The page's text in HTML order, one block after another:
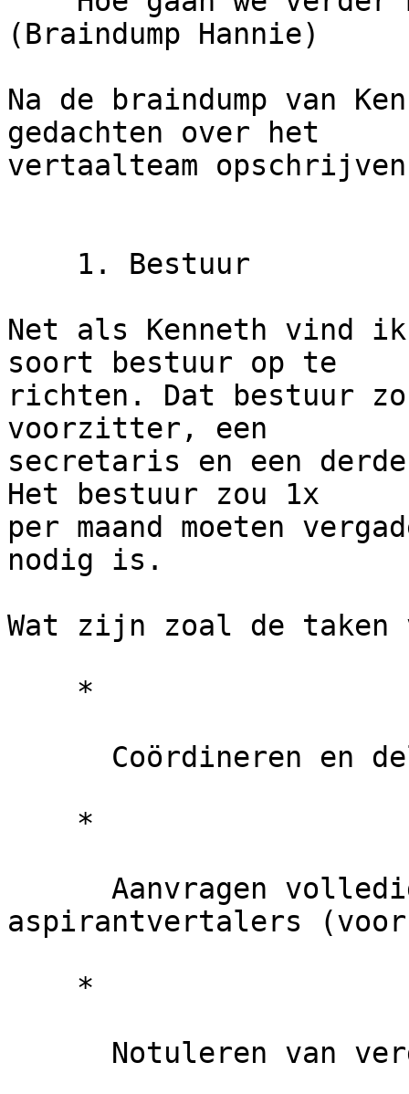
(Braindump Hannie)
Na de braindump van
gedachten over het
vertaalteam
Net als Kenneth vind ik
soort bestuur op te
richten. Dat bestuur
voorzitter, een
secretaris en een
Het bestuur zou 1x
per maand moeten
nodig is.
Wat zijn zoal de taken
aspirantvertalers